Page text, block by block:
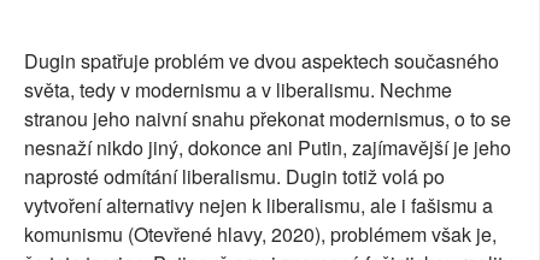
Dugin spatřuje problém ve dvou aspektech současného
světa, tedy v modernismu a v liberalismu. Nechme
stranou jeho naivní snahu překonat modernismus, o to se
nesnaží nikdo jiný, dokonce ani Putin, zajímavější je jeho
naprosté odmítání liberalismu. Dugin totiž volá po
vytvoření alternativy nejen k liberalismu, ale i fašismu a
komunismu (Otevřené hlavy, 2020), problémem však je,